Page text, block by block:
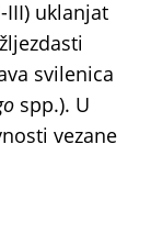
III) uklanjat
svilenica
spp.). U
vezane